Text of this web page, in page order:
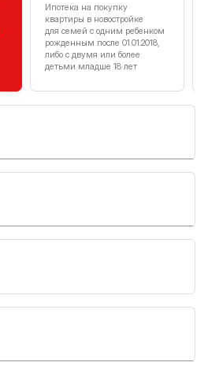
Ипотека на покупку
квартиры в новостройке
для семей с одним ребенком
рожденным после 01.01.2018,
либо с двумя или более
детьми младше 18 лет